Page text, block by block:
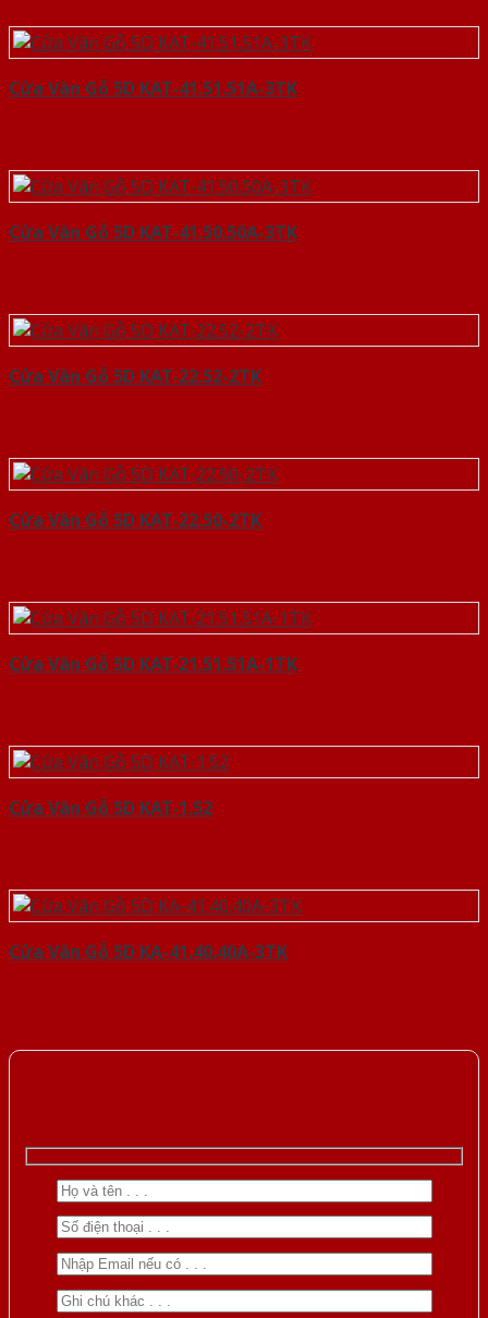
Cửa Vân Gỗ 5D KAT-41.51.51A-3TK
Cửa Vân Gỗ 5D KAT-41.50.50A-3TK
Cửa Vân Gỗ 5D KAT-22.52-2TK
Cửa Vân Gỗ 5D KAT-22.50-2TK
Cửa Vân Gỗ 5D KAT-21.51.51A-1TK
Cửa Vân Gỗ 5D KAT-1.52
Cửa Vân Gỗ 5D KA-41.40.40A-3TK